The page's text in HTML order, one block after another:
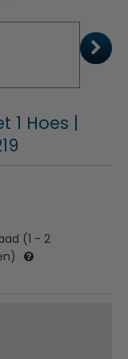
1 Hoes |
(1 - 2